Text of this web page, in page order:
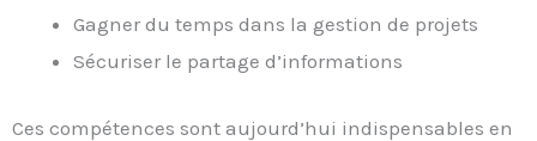
Gagner du temps dans la gestion de projets
Sécuriser le partage d’informations
Ces compétences sont aujourd’hui indispensables en